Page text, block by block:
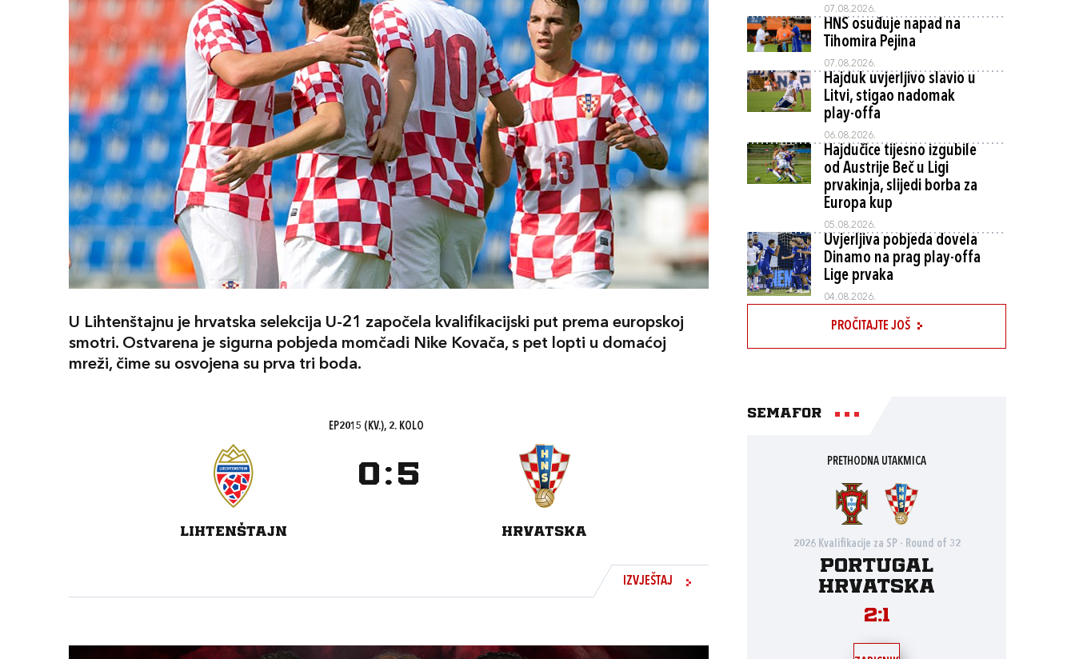
U Lihtenštajnu je hrvatska selekcija U-21 započela kvalifikacijski put prema europskoj
smotri. Ostvarena je sigurna pobjeda momčadi Nike Kovača, s pet lopti u domaćoj
mreži, čime su osvojena su prva tri boda.
EP2015 (KV.), 2. KOLO
LIHTENŠTAJN
0 : 5
HRVATSKA
IZVJEŠTAJ
07.08.2026.
HNS osuđuje napad na
Tihomira Pejina
07.08.2026.
Hajduk uvjerljivo slavio u
Litvi, stigao nadomak
play-offa
06.08.2026.
Hajdučice tijesno izgubile
od Austrije Beč u Ligi
prvakinja, slijedi borba za
Europa kup
05.08.2026.
Uvjerljiva pobjeda dovela
Dinamo na prag play-offa
Lige prvaka
04.08.2026.
PROČITAJTE JOŠ
Semafor
PRETHODNA UTAKMICA
2026 Kvalifikacije za SP - Round of 32
Portugal
Hrvatska
2:1